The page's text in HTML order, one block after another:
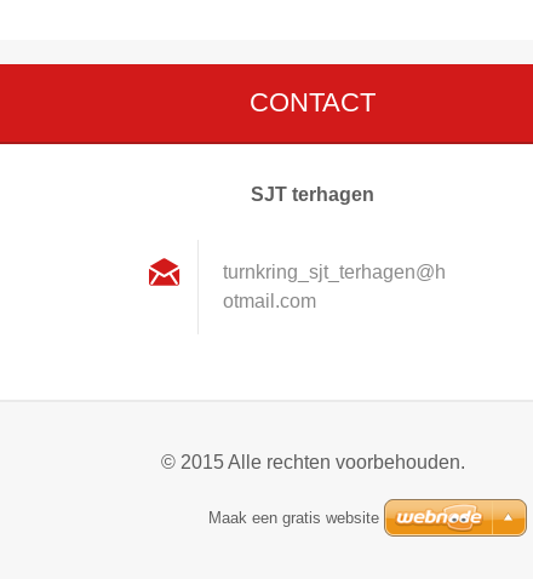
CONTACT
SJT terhagen
turnkring_sjt_terhagen@h
otmail.com
© 2015 Alle rechten voorbehouden.
Maak een gratis website